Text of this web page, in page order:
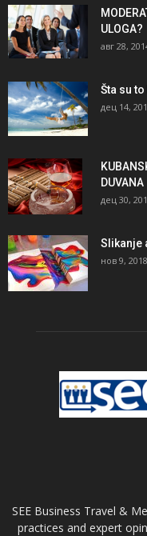
ULOGA?
авг 28,
Šta su
дец 14,
DUVANA
дец 30,
Slikanje
нов 9, 2018
SEE Business Travel &
practices and expert